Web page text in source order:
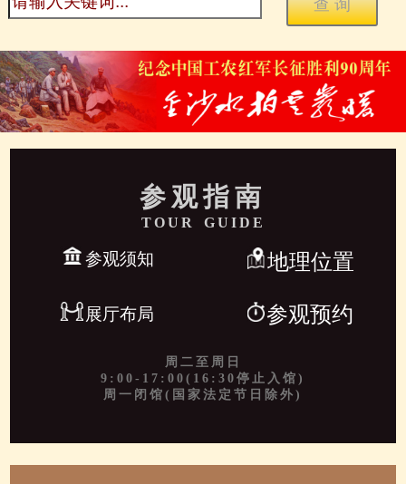
参观指南
TOUR GUIDE
参观须知 地理位置
展厅布局 参观预约
周二至周日
9:00-17:00(16:30停止入馆)
周一闭馆(国家法定节日除外)